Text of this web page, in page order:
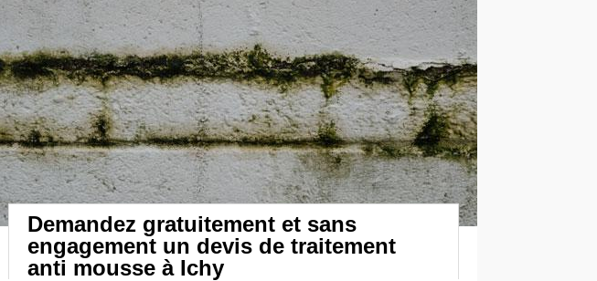
Demandez gratuitement et sans
engagement un devis de traitement
anti mousse à Ichy